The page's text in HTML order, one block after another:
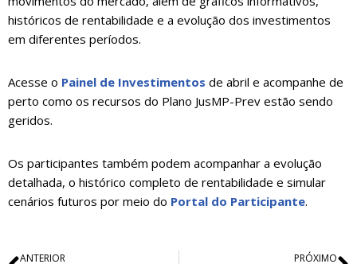
históricos de rentabilidade e a evolução dos investimentos
em diferentes períodos.
Acesse o Painel de Investimentos de abril e acompanhe de
perto como os recursos do Plano JusMP-Prev estão sendo
geridos.
Os participantes também podem acompanhar a evolução
detalhada, o histórico completo de rentabilidade e simular
cenários futuros por meio do Portal do Participante.
ANTERIOR PRÓXIMO